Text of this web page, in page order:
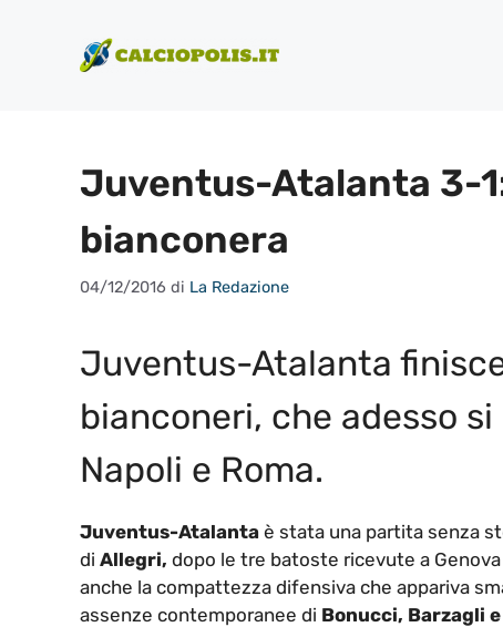
contenuto
Juventus-Atalanta 3-
bianconera
04/12/2016 di La Redazione
Juventus-Atalanta
bianconeri, che adesso
Napoli e Roma.
Juventus-Atalanta è stata una partita senza
di Allegri, dopo le tre batoste ricevute a
anche la compattezza difensiva che appariva
assenze contemporanee di Bonucci, Barzagli